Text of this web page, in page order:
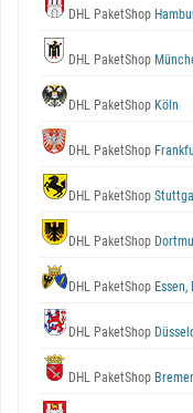
DHL PaketShop
DHL PaketShop
DHL PaketShop Köln
DHL PaketShop
DHL PaketShop
DHL PaketShop
DHL PaketShop Essen,
DHL PaketShop
DHL PaketShop